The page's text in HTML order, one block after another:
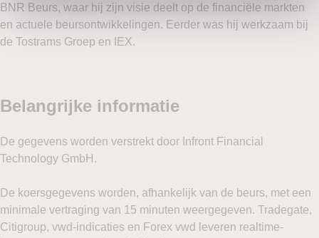
BNR Beurs, waar hij zijn visie deelt op de financiële markten
en actuele beursontwikkelingen. Eerder was hij werkzaam bij
de Tostrams Groep en IEX.